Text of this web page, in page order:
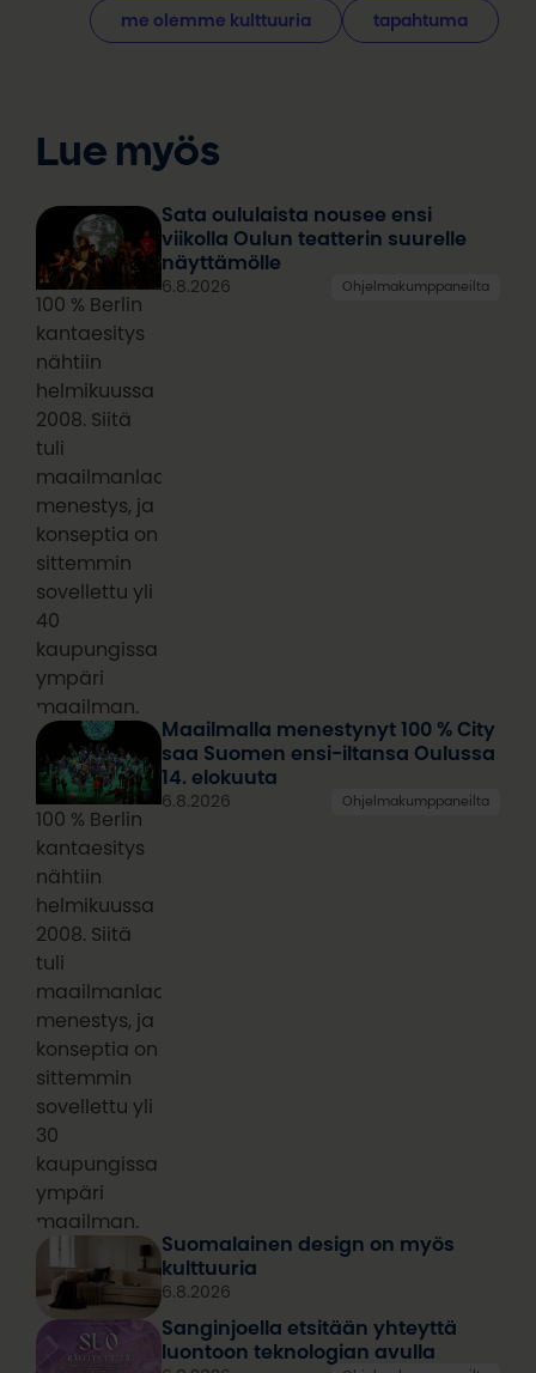
me olemme kulttuuria tapahtuma
Lue myös
100 % Berlin
kantaesitys
nähtiin
helmikuussa
2008. Siitä
tuli
maailmanlaajuinen
menestys, ja
konseptia on
sittemmin
sovellettu yli
40
kaupungissa
ympäri
maailman.
Sata oululaista nousee ensi
viikolla Oulun teatterin suurelle
näyttämölle
6.8.2026 Ohjelmakumppaneilta
100 % Berlin
kantaesitys
nähtiin
helmikuussa
2008. Siitä
tuli
maailmanlaajuinen
menestys, ja
konseptia on
sittemmin
sovellettu yli
30
kaupungissa
ympäri
maailman.
Maailmalla menestynyt 100 % City
saa Suomen ensi-iltansa Oulussa
14. elokuuta
6.8.2026 Ohjelmakumppaneilta
Suomalainen design on myös
kulttuuria
6.8.2026
Sanginjoella etsitään yhteyttä
luontoon teknologian avulla